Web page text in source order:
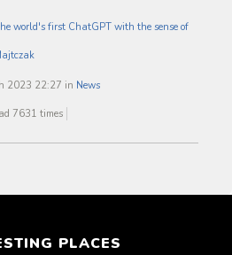
world's first ChatGPT with the sense of
2023 22:27 in News
7631 times
PLACES